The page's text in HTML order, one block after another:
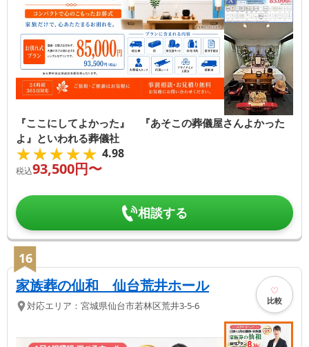
『ここにしてよかった』 『あそこの葬儀屋さんよかった
よ』といわれる葬儀社
★★★★★
★★★★★ 4.98
税込93,500円〜
相談する
16
家族葬の仙和 仙台荒井ホール
対応エリア： 宮城県仙台市若林区荒井3-5-6 比較